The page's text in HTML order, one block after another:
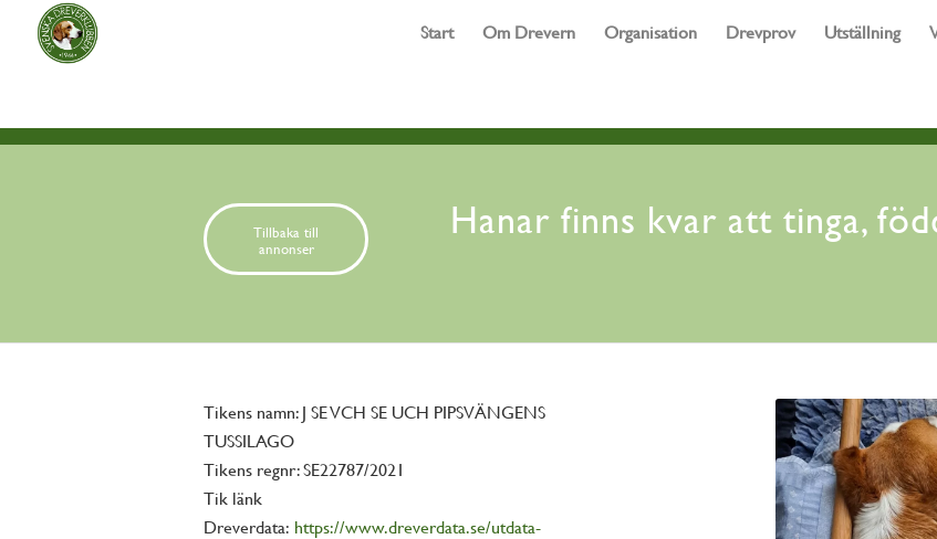
Start Om Drevern Organisation Drevprov Utställning
Tillbaka till
annonser
Hanar finns kvar att tinga,
Tikens namn: J SE VCH SE UCH PIPSVÄNGENS
TUSSILAGO
Tikens regnr: SE22787/2021
Tik länk
Dreverdata: https://www.dreverdata.se/utdata-